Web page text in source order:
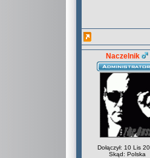
Naczelnik
Dołączył: 10 Lis
Skąd: Polska